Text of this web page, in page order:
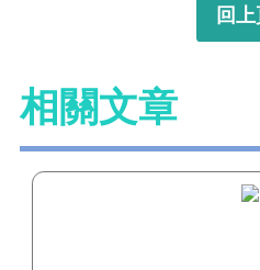
回
相關文章